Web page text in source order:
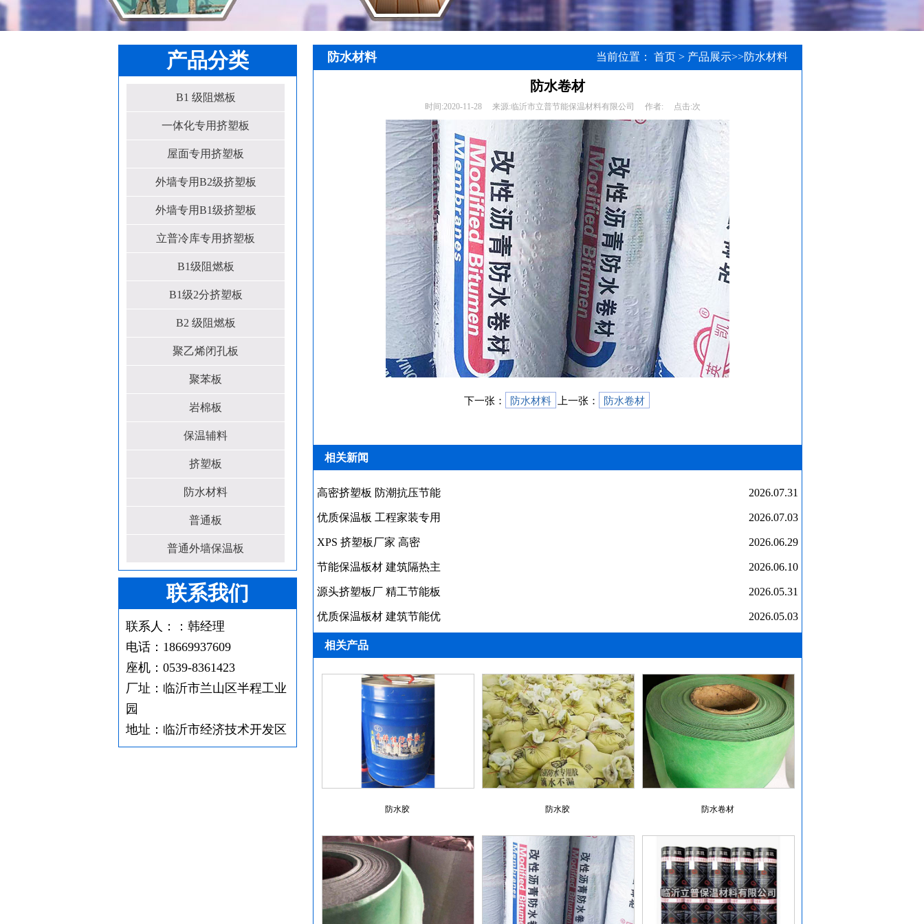
产品分类
B1 级阻燃板
一体化专用挤塑板
屋面专用挤塑板
外墙专用B2级挤塑板
外墙专用B1级挤塑板
立普冷库专用挤塑板
B1级阻燃板
B1级2分挤塑板
B2 级阻燃板
聚乙烯闭孔板
聚苯板
岩棉板
保温辅料
挤塑板
防水材料
普通板
普通外墙保温板
联系我们
联系人：：韩经理
电话：18669937609
座机：0539-8361423
厂址：临沂市兰山区半程工业
园
地址：临沂市经济技术开发区
防水材料 当前位置： 首页 > 产品展示>>防水材料
防水卷材
时间:2020-11-28 来源:临沂市立普节能保温材料有限公司 作者: 点击:次
下一张： 防水材料 上一张： 防水卷材
相关新闻
高密挤塑板 防潮抗压节能 2026.07.31
优质保温板 工程家装专用 2026.07.03
XPS 挤塑板厂家 高密 2026.06.29
节能保温板材 建筑隔热主 2026.06.10
源头挤塑板厂 精工节能板 2026.05.31
优质保温板材 建筑节能优 2026.05.03
相关产品
防水胶 防水胶 防水卷材